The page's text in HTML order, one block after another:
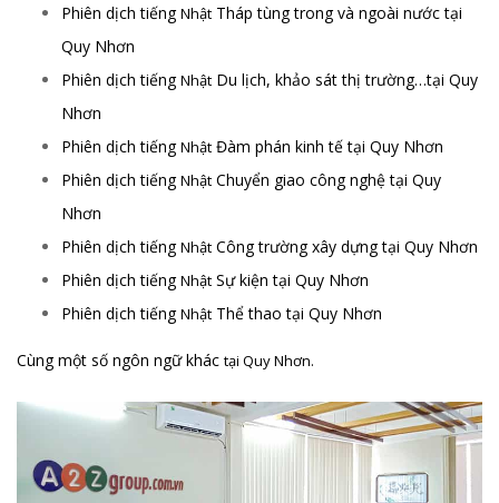
Phiên dịch tiếngNhật Tháp tùng trong và ngoài nước tại
Quy Nhơn
Phiên dịch tiếngNhật Du lịch, khảo sát thị trường…tại Quy
Nhơn
Phiên dịch tiếngNhật Đàm phán kinh tế tại Quy Nhơn
Phiên dịch tiếngNhật Chuyển giao công nghệ tại Quy
Nhơn
Phiên dịch tiếngNhật Công trường xây dựng tại Quy Nhơn
Phiên dịch tiếngNhật Sự kiện tại Quy Nhơn
Phiên dịch tiếngNhật Thể thao tại Quy Nhơn
Cùng một số ngôn ngữ khác tại Quy Nhơn.